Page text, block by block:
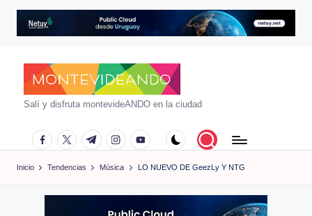
m
n
t
Salí y disfruta montevideANDO en la ciudad
facebook.com
twitter.com
t.me instagram.com
youtube.com
Inicio Tendencias Música LO NUEVO DE GeezLy Y NTG